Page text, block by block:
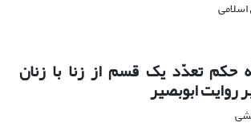
حکم تعدّد یک قسم از زنا با زنان
روایت ابوبصیر